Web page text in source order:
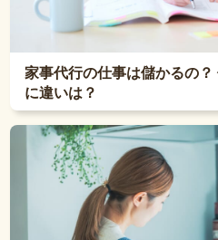
家事代行の仕事は儲かるの
に違いは？